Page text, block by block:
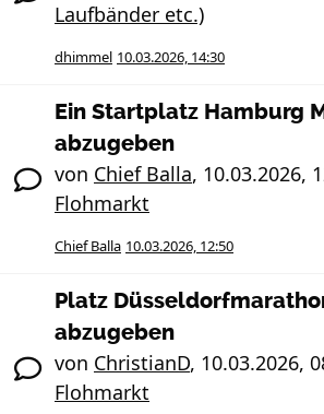
Laufbänder etc.)
dhimmel 10.03.2026, 14:30
Ein Startplatz Hamburg
abzugeben
von Chief Balla, 10.03.2026,
Flohmarkt
Chief Balla 10.03.2026, 12:50
Platz
abzugeben
von ChristianD, 10.03.2026,
Flohmarkt